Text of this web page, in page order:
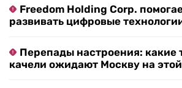
Freedom Holding Corp.
развивать цифровые
Перепады настроения: какие
качели ожидают Москву на